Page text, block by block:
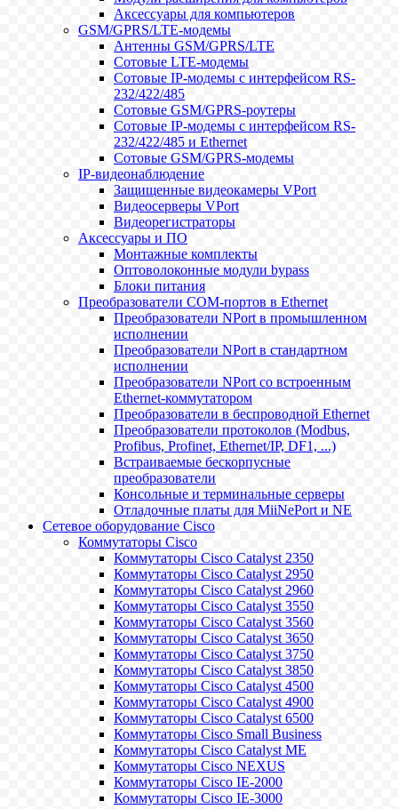
Аксессуары для компьютеров
GSM/GPRS/LTE-модемы
Антенны GSM/GPRS/LTE
Сотовые LTE-модемы
Сотовые IP-модемы с интерфейсом RS-
232/422/485
Сотовые GSM/GPRS-роутеры
Сотовые IP-модемы с интерфейсом RS-
232/422/485 и Ethernet
Сотовые GSM/GPRS-модемы
IP-видеонаблюдение
Защищенные видеокамеры VPort
Видеосерверы VPort
Видеорегистраторы
Аксессуары и ПО
Монтажные комплекты
Оптоволоконные модули bypass
Блоки питания
Преобразователи COM-портов в Ethernet
Преобразователи NPort в промышленном
исполнении
Преобразователи NPort в стандартном
исполнении
Преобразователи NPort со встроенным
Ethernet-коммутатором
Преобразователи в беспроводной Ethernet
Преобразователи протоколов (Modbus,
Profibus, Profinet, Ethernet/IP, DF1, ...)
Встраиваемые бескорпусные
преобразователи
Консольные и терминальные серверы
Отладочные платы для MiiNePort и NE
Сетевое оборудование Cisco
Коммутаторы Cisco
Коммутаторы Cisco Catalyst 2350
Коммутаторы Cisco Catalyst 2950
Коммутаторы Cisco Catalyst 2960
Коммутаторы Cisco Catalyst 3550
Коммутаторы Cisco Catalyst 3560
Коммутаторы Cisco Catalyst 3650
Коммутаторы Cisco Catalyst 3750
Коммутаторы Cisco Catalyst 3850
Коммутаторы Cisco Catalyst 4500
Коммутаторы Cisco Catalyst 4900
Коммутаторы Cisco Catalyst 6500
Коммутаторы Cisco Small Business
Коммутаторы Cisco Catalyst ME
Коммутаторы Cisco NEXUS
Коммутаторы Cisco IE-2000
Коммутаторы Cisco IE-3000